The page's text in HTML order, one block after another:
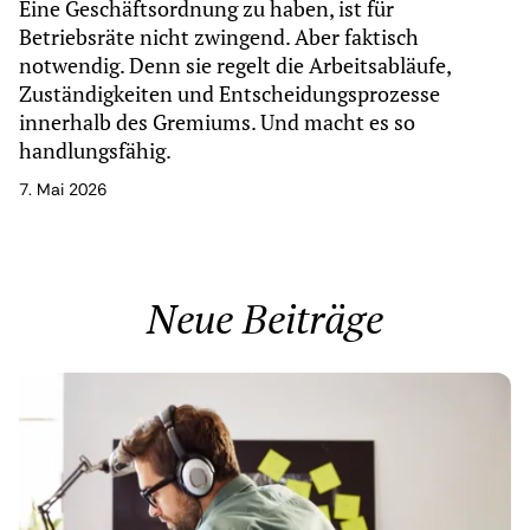
Eine Geschäftsordnung zu haben, ist für
Betriebsräte nicht zwingend. Aber faktisch
notwendig. Denn sie regelt die Arbeitsabläufe,
Zuständigkeiten und Entscheidungsprozesse
innerhalb des Gremiums. Und macht es so
handlungsfähig.
7. Mai 2026
Neue Beiträge